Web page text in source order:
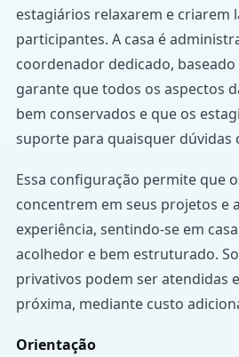
estagiários relaxarem e criarem
participantes. A casa é
coordenador dedicado,
garante que todos os aspectos
bem conservados e que os
suporte para quaisquer dúvidas
Essa configuração permite que
concentrem em seus projetos e
experiência, sentindo-se em
acolhedor e bem estruturado.
privativos podem ser atendidas
próxima, mediante custo
Orientação